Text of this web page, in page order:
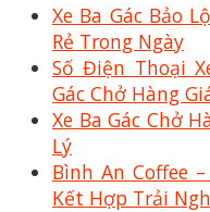
Xe Ba Gác Bảo
Rẻ Trong Ngày
Số Điện Thoại
Gác Chở Hàng
Xe Ba Gác Chở
Lý
Bình An Coffee
Kết Hợp Trải